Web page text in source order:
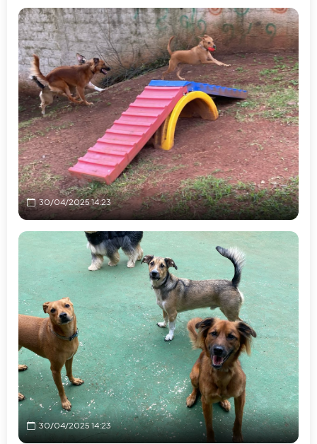
30/04/2025 14:23
30/04/2025 14:23